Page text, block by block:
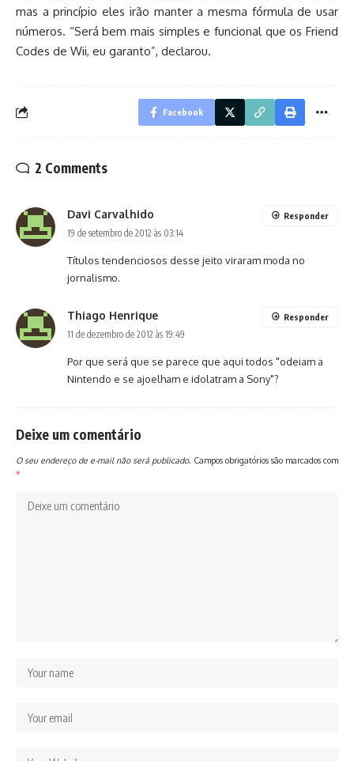
mas a princípio eles irão manter a mesma fórmula de usar
números. “Será bem mais simples e funcional que os Friend
Codes de Wii, eu garanto”, declarou.
Facebook
2 Comments
Davi Carvalhido
19 de setembro de 2012 às 03:14
Títulos tendenciosos desse jeito viraram moda no
jornalismo.
Responder
Thiago Henrique
11 de dezembro de 2012 às 19:49
Por que será que se parece que aqui todos "odeiam a
Nintendo e se ajoelham e idolatram a Sony"?
Responder
Deixe um comentário
O seu endereço de e-mail não será publicado. Campos obrigatórios são marcados com
*